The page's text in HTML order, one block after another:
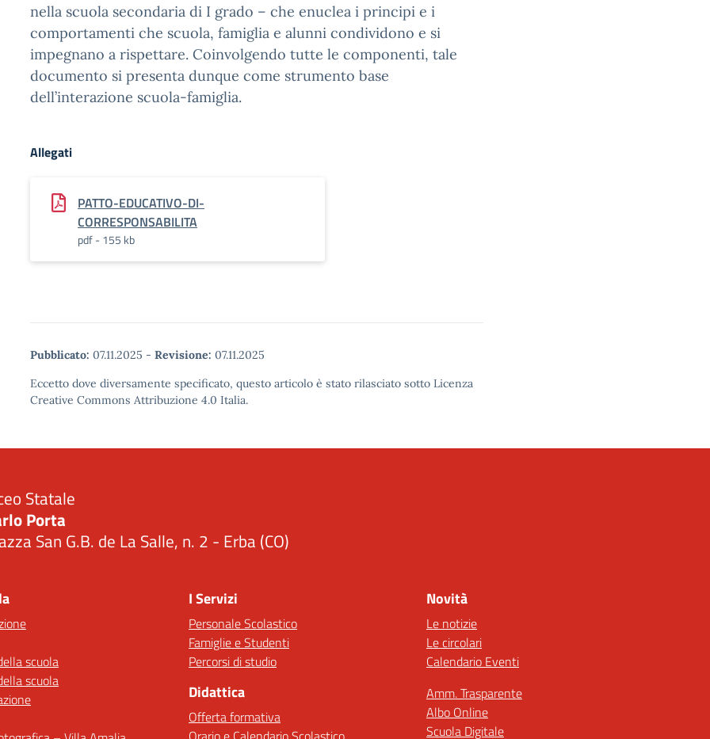
nella scuola secondaria di I grado – che enuclea i principi e i
comportamenti che scuola, famiglia e alunni condividono e si
impegnano a rispettare. Coinvolgendo tutte le componenti, tale
documento si presenta dunque come strumento base
dell’interazione scuola-famiglia.
Allegati
PATTO-EDUCATIVO-DI-
CORRESPONSABILITA
pdf - 155 kb
Pubblicato: 07.11.2025 - Revisione: 07.11.2025
Eccetto dove diversamente specificato, questo articolo è stato rilasciato sotto Licenza
Creative Commons Attribuzione 4.0 Italia.
Statale
Porta
San G.B. de La Salle, n. 2 - Erba (CO)
scuola
scuola
I Servizi
Personale Scolastico
Famiglie e Studenti
Percorsi di studio
Didattica
Offerta formativa
Novità
Le notizie
Le circolari
Calendario Eventi
Amm. Trasparente
Albo Online
Scuola Digitale